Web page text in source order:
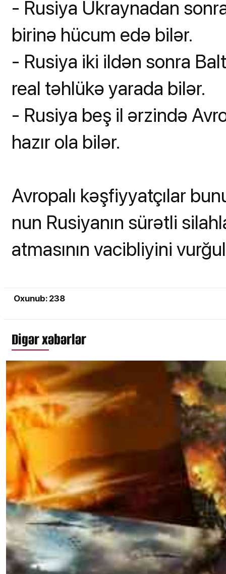
- Rusiya Ukraynadan
birinə hücum edə bilər.
- Rusiya iki ildən sonra
real təhlükə yarada bilər.
- Rusiya beş il ərzində
hazır ola bilər.
Avropalı kəşfiyyatçılar
nun Rusiyanın sürətli
atmasının vacibliyini
Oxunub: 238
Digər xəbərlər